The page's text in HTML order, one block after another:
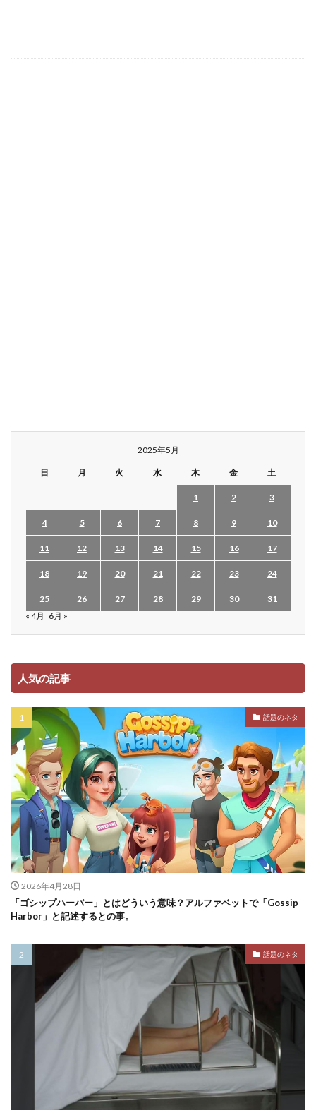
2025年5月
日 月 火 水 木 金 土
1 2 3
4 5 6 7 8 9 10
11 12 13 14 15 16 17
18 19 20 21 22 23 24
25 26 27 28 29 30
31
« 4月 6月 »
人気の記事
話題のネタ
2026年4月28日
「ゴシップハーバー」とはどういう意味？アルファベットで「Gossip
Harbor」と記述するとの事。
話題のネタ